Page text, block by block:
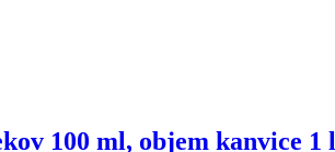
100 ml, objem kanvice 1 l